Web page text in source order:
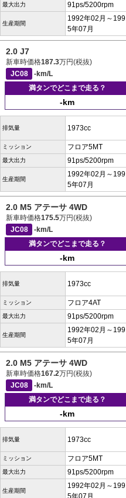
最大出力 91ps/5200rpm
生産期間
1992年02月～199
5年07月
2.0 J7
新車時価格187.3万円(税抜)
JC08
-km/L
満タンでどこまで走る？
-km
排気量 1973cc
ミッション フロア5MT
最大出力 91ps/5200rpm
生産期間
1992年02月～199
5年07月
2.0 M5 アテーサ 4WD
新車時価格175.5万円(税抜)
JC08
-km/L
満タンでどこまで走る？
-km
排気量 1973cc
ミッション フロア4AT
最大出力 91ps/5200rpm
生産期間
1992年02月～199
5年07月
2.0 M5 アテーサ 4WD
新車時価格167.2万円(税抜)
JC08
-km/L
満タンでどこまで走る？
-km
排気量 1973cc
ミッション フロア5MT
最大出力 91ps/5200rpm
生産期間
1992年02月～199